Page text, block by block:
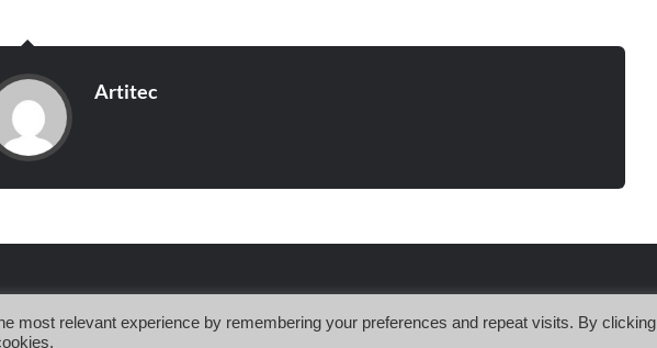
Artitec
most relevant experience by remembering your preferences and repeat visits. By clicking